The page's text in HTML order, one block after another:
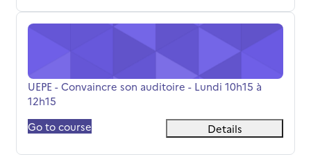
UEPE - Convaincre son auditoire - Lundi 10h15 à 12h15
Όνομα μαθήματος
UEPE - Convaincre son auditoire - Lundi 10h15 à
12h15
Go to course
Details